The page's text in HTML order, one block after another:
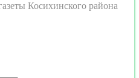
Косихинского района